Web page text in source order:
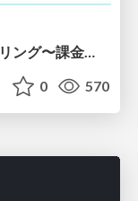
0 570